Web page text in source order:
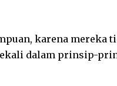
karena mereka
dalam prinsip-